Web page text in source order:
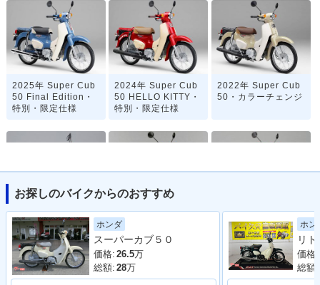
2025年 Super Cub
50 Final Edition・
特別・限定仕様
2024年 Super Cub
50 HELLO KITTY・
特別・限定仕様
2022年 Super Cub
50・カラーチェンジ
2020年 Super Cub
50 「天気の子」ve
r.・特別・限定仕様
2019年 Super Cub
50 Street・特別・限
定仕様
2019年 Super Cub
50 60周年アニバー
サリー・特別・限定
仕様
お探しのバイクからのおすすめ
ホンダ
スーパーカブ５０
価格: 26.5万
総額: 28万
ホン
価格:
総額: